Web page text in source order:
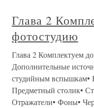
Глава 2
фотостудию
Глава 2 Комплектуем
Дополнительные
студийным вспышкам•
Предметный столик•
Отражатели• Фоны•